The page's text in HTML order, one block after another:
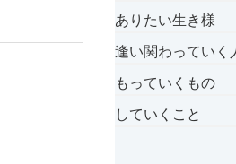
ありたい生き様
逢い関わっていく
もっていくもの
していくこと